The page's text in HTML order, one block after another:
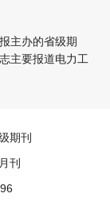
主办的省级期
主要报道电力工
期刊
刊